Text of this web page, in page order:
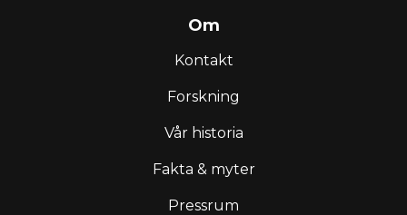
Om
Kontakt
Forskning
Vår historia
Fakta & myter
Pressrum